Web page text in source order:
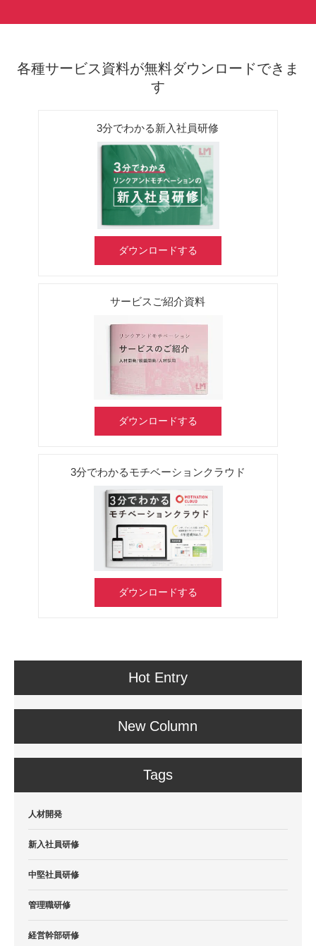
各種サービス資料が無料ダウンロードできま
す
3分でわかる新入社員研修
ダウンロードする
サービスご紹介資料
ダウンロードする
3分でわかるモチベーションクラウド
ダウンロードする
Hot Entry
New Column
Tags
人材開発
新入社員研修
中堅社員研修
管理職研修
経営幹部研修